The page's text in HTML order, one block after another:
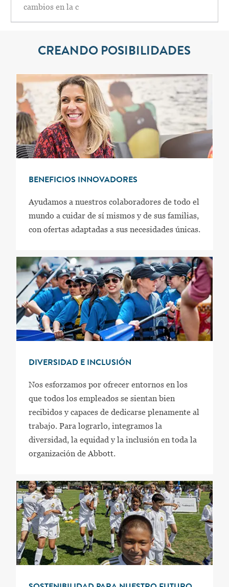
cambios en la c
CREANDO POSIBILIDADES
BENEFICIOS INNOVADORES
Ayudamos a nuestros colaboradores de todo el
mundo a cuidar de sí mismos y de sus familias,
con ofertas adaptadas a sus necesidades únicas.
DIVERSIDAD E INCLUSIÓN
Nos esforzamos por ofrecer entornos en los
que todos los empleados se sientan bien
recibidos y capaces de dedicarse plenamente al
trabajo. Para lograrlo, integramos la
diversidad, la equidad y la inclusión en toda la
organización de Abbott.